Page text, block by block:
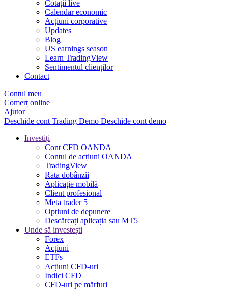
Cotații live
Calendar economic
Acțiuni corporative
Updates
Blog
US earnings season
Learn TradingView
Sentimentul clienților
Contact
Contul meu
Comerț online
Ajutor
Deschide cont Trading Demo Deschide cont demo
Investiți
Cont CFD OANDA
Contul de acțiuni OANDA
TradingView
Rata dobânzii
Aplicație mobilă
Client profesional
Meta trader 5
Opțiuni de depunere
Descărcați aplicația sau MT5
Unde să investești
Forex
Acțiuni
ETFs
Acțiuni CFD-uri
Indici CFD
CFD-uri pe mărfuri